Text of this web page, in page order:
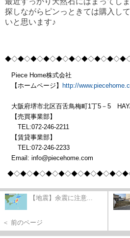
探しながらピンっときては購入し
いと思います♪
◆◇◆◇◆◇◆◇◆◇◆◇◆◇◆◇◆
Piece Home株式会社
【ホームページ】 http://
大阪府堺市北区百舌鳥梅町1丁5－5
【売買事業部】
TEL:072-246-2211
【賃貸事業部】
TEL:072-246-2233
Email: info@piecehome.com
◆◇◆◇◆◇◆◇◆◇◆◇◆◇◆◇◆
【地震】余震に注意...
＜ 前のページ